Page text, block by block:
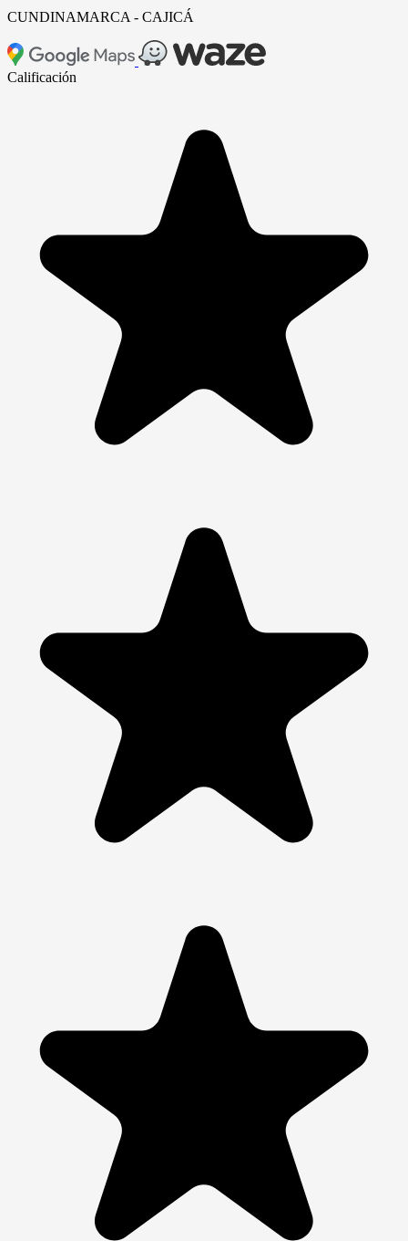
CUNDINAMARCA - CAJICÁ
VITAH INGENIERÍA SAS - Carrera 8a # 4-27
+
Calificación